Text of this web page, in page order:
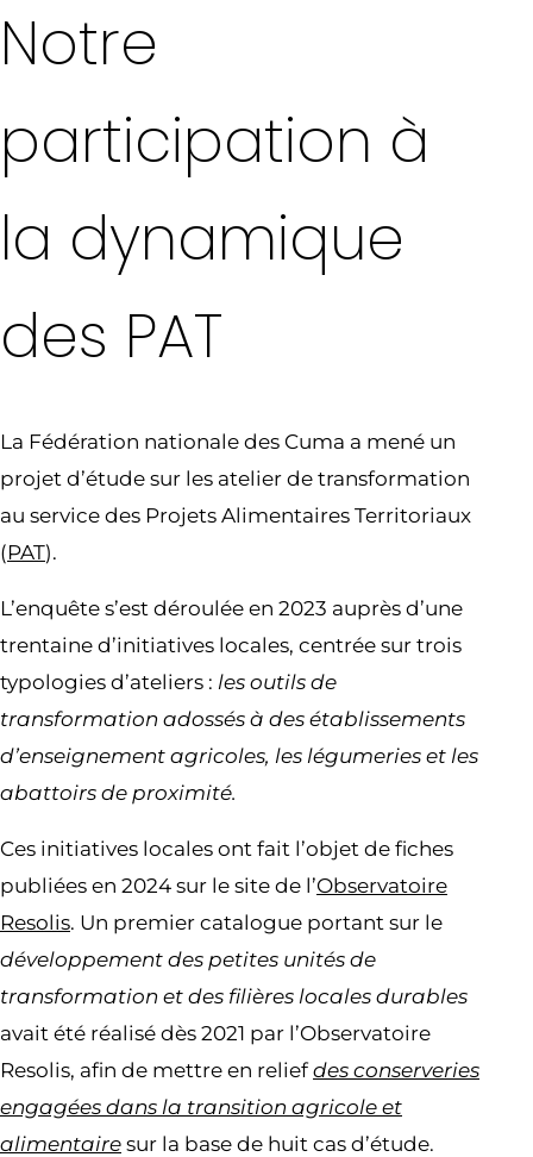
Notre
participation à
la dynamique
des PAT
La Fédération nationale des Cuma a mené un
projet d’étude sur les atelier de transformation
au service des Projets Alimentaires Territoriaux
(PAT).
L’enquête s’est déroulée en 2023 auprès d’une
trentaine d’initiatives locales, centrée sur trois
typologies d’ateliers : les outils de
transformation adossés à des établissements
d’enseignement agricoles, les légumeries et les
abattoirs de proximité.
Ces initiatives locales ont fait l’objet de fiches
publiées en 2024 sur le site de l’Observatoire
Resolis. Un premier catalogue portant sur le
développement des petites unités de
transformation et des filières locales durables
avait été réalisé dès 2021 par l’Observatoire
Resolis, afin de mettre en reliefdes conserveries
engagées dans la transition agricole et
alimentaire sur la base de huit cas d’étude.